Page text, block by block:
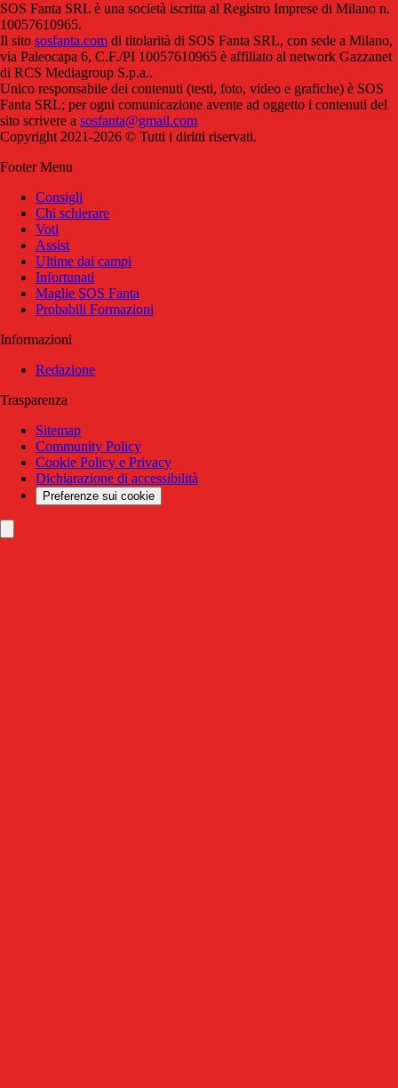
SOS Fanta SRL è una società iscritta al Registro Imprese di Milano n.
10057610965.
Il sito sosfanta.com di titolarità di SOS Fanta SRL, con sede a Milano,
via Paleocapa 6, C.F./PI 10057610965 è affiliato al network Gazzanet
di RCS Mediagroup S.p.a..
Unico responsabile dei contenuti (testi, foto, video e grafiche) è SOS
Fanta SRL; per ogni comunicazione avente ad oggetto i contenuti del
sito scrivere a sosfanta@gmail.com
Copyright 2021-2026 © Tutti i diritti riservati.
Footer Menu
Consigli
Chi schierare
Voti
Assist
Ultime dai campi
Infortunati
Maglie SOS Fanta
Probabili Formazioni
Informazioni
Redazione
Trasparenza
Sitemap
Community Policy
Cookie Policy e Privacy
Dichiarazione di accessibilità
Preferenze sui cookie